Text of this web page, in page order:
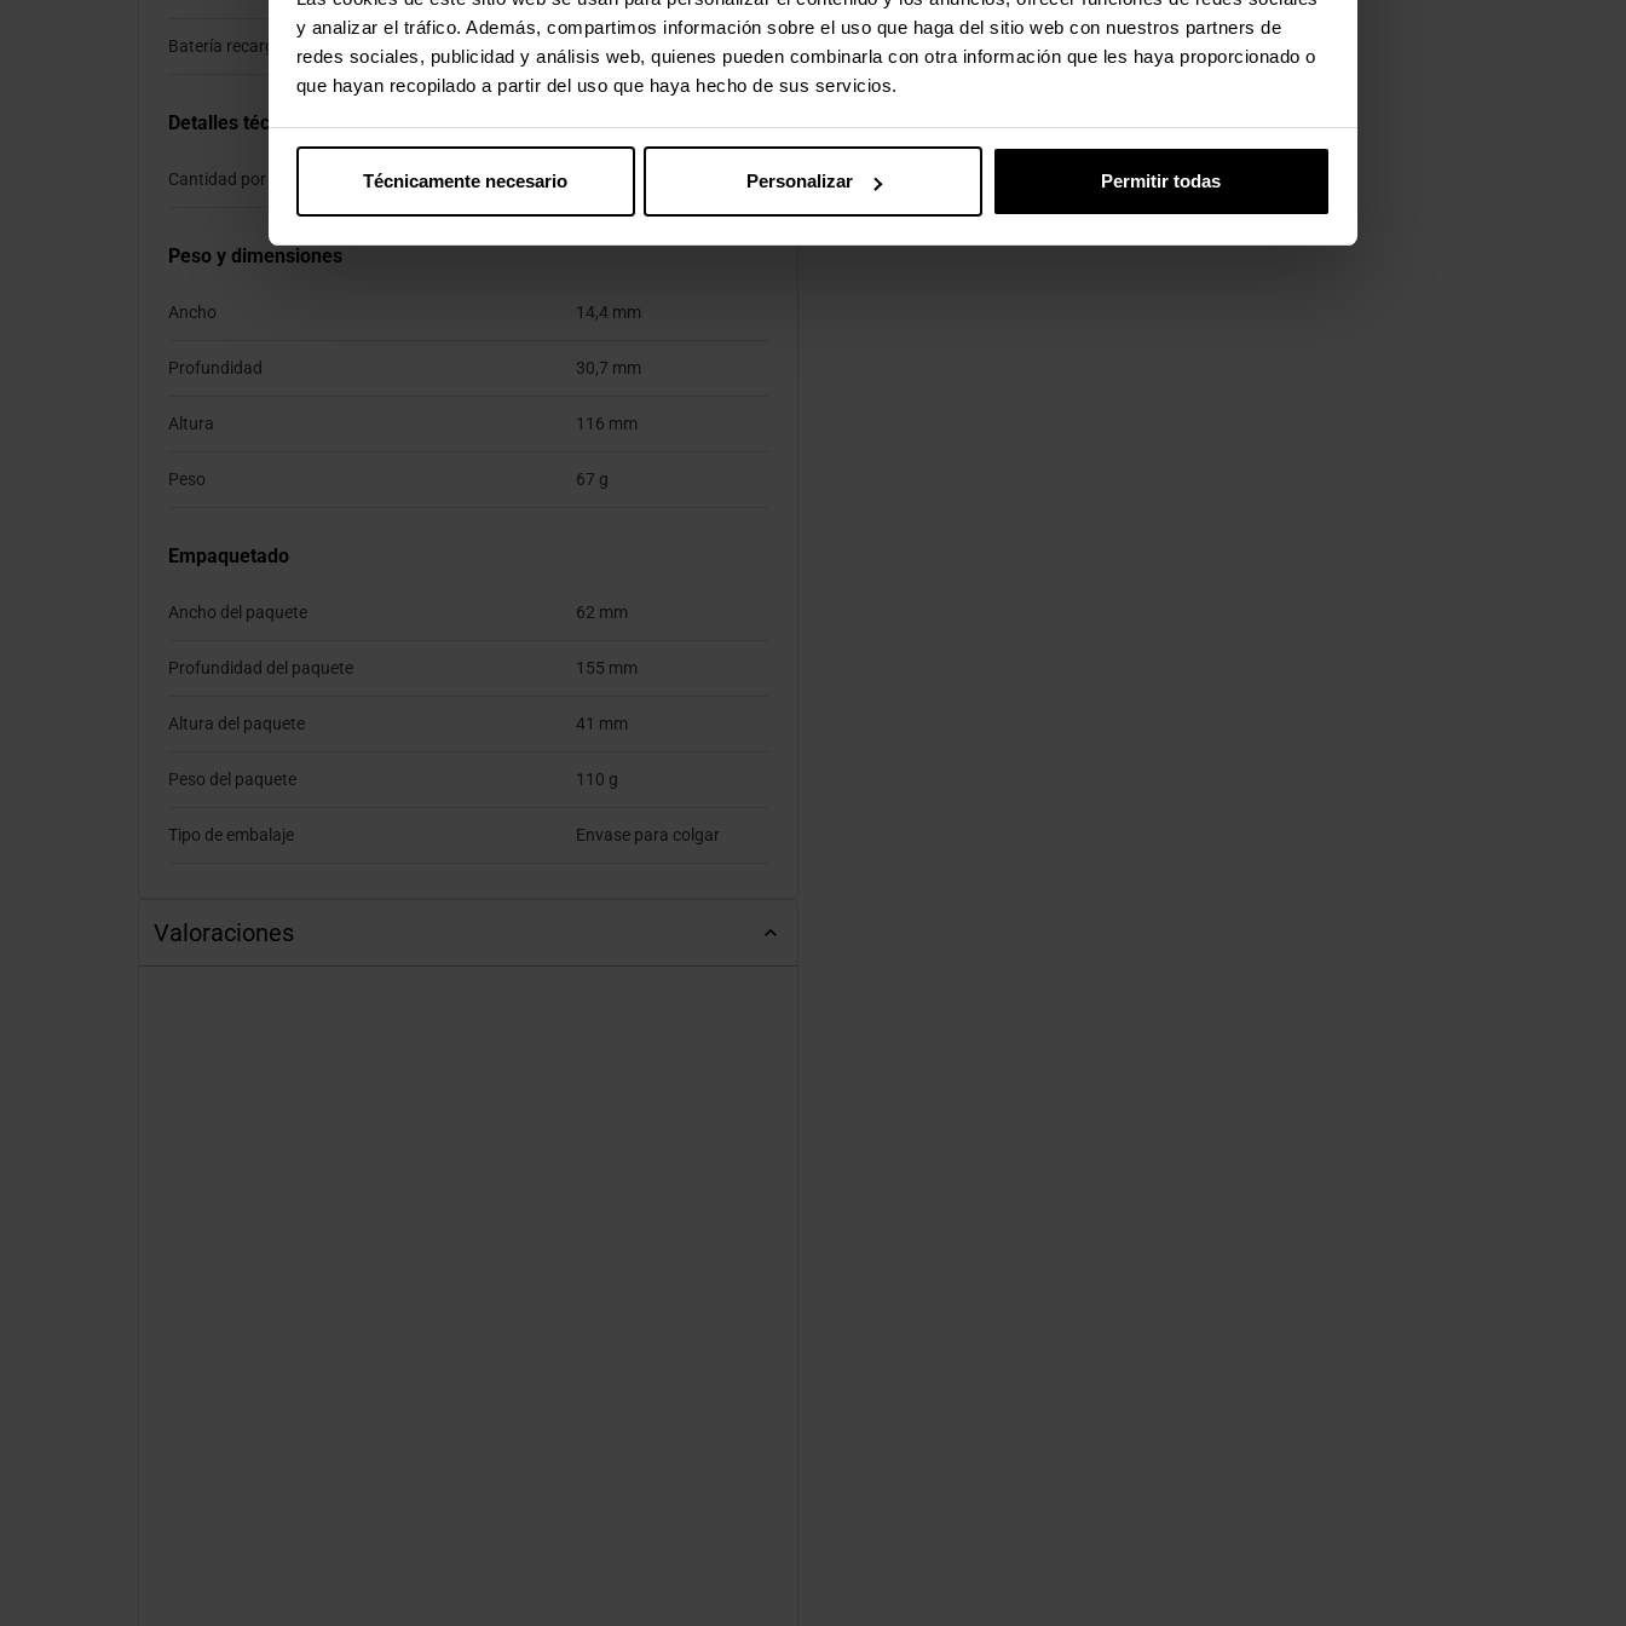
y analizar el tráfico. Además, compartimos información sobre el uso que haga del sitio web con nuestros partners de
redes sociales, publicidad y análisis web, quienes pueden combinarla con otra información que les haya proporcionado o
que hayan recopilado a partir del uso que haya hecho de sus servicios.
Técnicamente necesario Personalizar Permitir todas
Batería recargable Si
Detalles técnicos
Cantidad por caja
Peso y dimensiones
Ancho 14,4 mm
Profundidad 30,7 mm
Altura 116 mm
Peso 67 g
Empaquetado
Ancho del paquete 62 mm
Profundidad del paquete 155 mm
Altura del paquete 41 mm
Peso del paquete 110 g
Tipo de embalaje Envase para colgar
Valoraciones